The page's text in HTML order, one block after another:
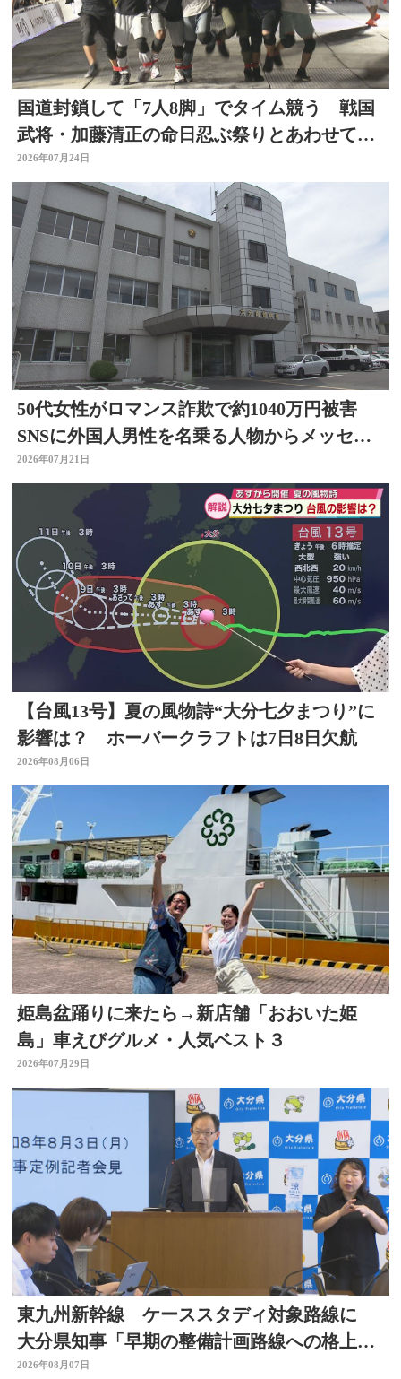
国道封鎖して「7人8脚」でタイム競う 戦国
武将・加藤清正の命日忍ぶ祭りとあわせて初
開催 大分
2026年07月24日
50代女性がロマンス詐欺で約1040万円被害
SNSに外国人男性を名乗る人物からメッセー
ジ 大分
2026年07月21日
【台風13号】夏の風物詩“大分七夕まつり”に
影響は？ ホーバークラフトは7日8日欠航
2026年08月06日
姫島盆踊りに来たら→新店舗「おおいた姫
島」車えびグルメ・人気ベスト３
2026年07月29日
東九州新幹線 ケーススタディ対象路線に
大分県知事「早期の整備計画路線への格上げ
に期待」
2026年08月07日